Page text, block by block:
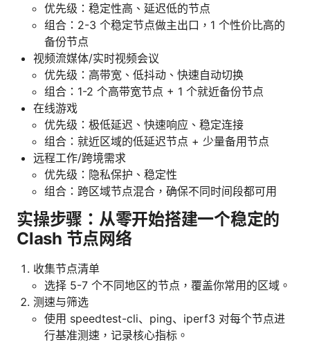
优先级：稳定性高、延迟低的节点
组合：2-3 个稳定节点做主出口，1 个性价比高的
备份节点
视频流媒体/实时视频会议
优先级：高带宽、低抖动、快速自动切换
组合：1-2 个高带宽节点 + 1 个就近备份节点
在线游戏
优先级：极低延迟、快速响应、稳定连接
组合：就近区域的低延迟节点 + 少量备用节点
远程工作/跨境需求
优先级：隐私保护、稳定性
组合：跨区域节点混合，确保不同时间段都可用
实操步骤：从零开始搭建一个稳定的
Clash 节点网络
收集节点清单
选择 5-7 个不同地区的节点，覆盖你常用的区域。
测速与筛选
使用 speedtest-cli、ping、iperf3 对每个节点进
行基准测速，记录核心指标。